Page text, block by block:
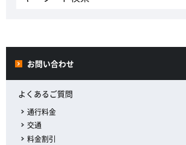
お問い合わせ
よくあるご質問
通行料金
交通
料金割引